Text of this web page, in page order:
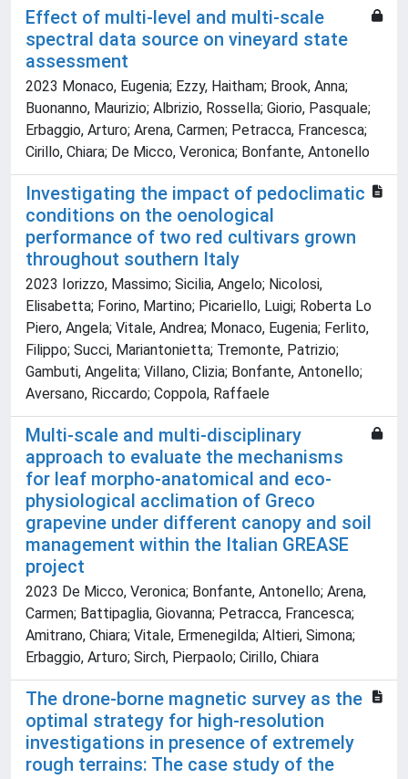
Effect of multi-level and multi-scale
spectral data source on vineyard state
assessment
2023 Monaco, Eugenia; Ezzy, Haitham; Brook, Anna;
Buonanno, Maurizio; Albrizio, Rossella; Giorio, Pasquale;
Erbaggio, Arturo; Arena, Carmen; Petracca, Francesca;
Cirillo, Chiara; De Micco, Veronica; Bonfante, Antonello
Investigating the impact of pedoclimatic
conditions on the oenological
performance of two red cultivars grown
throughout southern Italy
2023 Iorizzo, Massimo; Sicilia, Angelo; Nicolosi,
Elisabetta; Forino, Martino; Picariello, Luigi; Roberta Lo
Piero, Angela; Vitale, Andrea; Monaco, Eugenia; Ferlito,
Filippo; Succi, Mariantonietta; Tremonte, Patrizio;
Gambuti, Angelita; Villano, Clizia; Bonfante, Antonello;
Aversano, Riccardo; Coppola, Raffaele
Multi-scale and multi-disciplinary
approach to evaluate the mechanisms
for leaf morpho-anatomical and eco-
physiological acclimation of Greco
grapevine under different canopy and soil
management within the Italian GREASE
project
2023 De Micco, Veronica; Bonfante, Antonello; Arena,
Carmen; Battipaglia, Giovanna; Petracca, Francesca;
Amitrano, Chiara; Vitale, Ermenegilda; Altieri, Simona;
Erbaggio, Arturo; Sirch, Pierpaolo; Cirillo, Chiara
The drone-borne magnetic survey as the
optimal strategy for high-resolution
investigations in presence of extremely
rough terrains: The case study of the